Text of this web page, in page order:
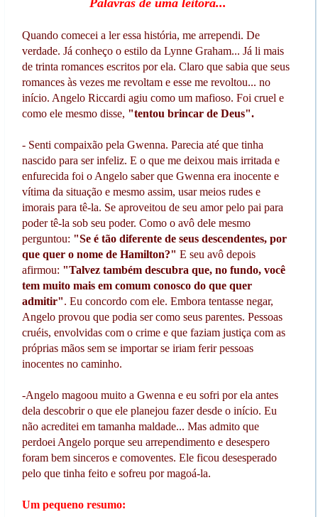
Palavras de uma leitora...
Quando comecei a ler essa história, me arrependi. De
verdade. Já conheço o estilo da Lynne Graham... Já li mais
de trinta romances escritos por ela. Claro que sabia que seus
romances às vezes me revoltam e esse me revoltou... no
início. Angelo Riccardi agiu como um mafioso. Foi cruel e
como ele mesmo disse, "tentou brincar de Deus".
- Senti compaixão pela Gwenna. Parecia até que tinha
nascido para ser infeliz. E o que me deixou mais irritada e
enfurecida foi o Angelo saber que Gwenna era inocente e
vítima da situação e mesmo assim, usar meios rudes e
imorais para tê-la. Se aproveitou de seu amor pelo pai para
poder tê-la sob seu poder. Como o avô dele mesmo
perguntou: "Se é tão diferente de seus descendentes, por
que quer o nome de Hamilton?" E seu avô depois
afirmou: "Talvez também descubra que, no fundo, você
tem muito mais em comum conosco do que quer
admitir". Eu concordo com ele. Embora tentasse negar,
Angelo provou que podia ser como seus parentes. Pessoas
cruéis, envolvidas com o crime e que faziam justiça com as
próprias mãos sem se importar se iriam ferir pessoas
inocentes no caminho.
-Angelo magoou muito a Gwenna e eu sofri por ela antes
dela descobrir o que ele planejou fazer desde o início. Eu
não acreditei em tamanha maldade... Mas admito que
perdoei Angelo porque seu arrependimento e desespero
foram bem sinceros e comoventes. Ele ficou desesperado
pelo que tinha feito e sofreu por magoá-la.
Um pequeno resumo: